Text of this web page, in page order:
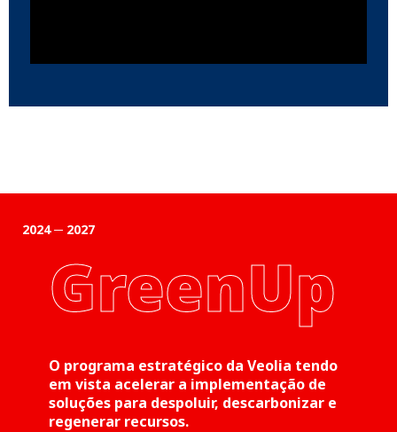
2024 ─ 2027
GreenUp
O programa estratégico da Veolia tendo
em vista acelerar a implementação de
soluções para despoluir, descarbonizar e
regenerar recursos.